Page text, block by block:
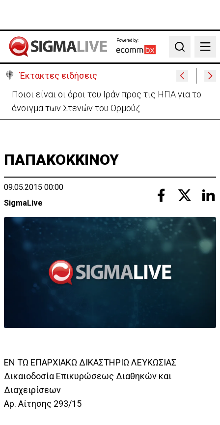
Powered by:
Search
Έκτακτες ειδήσεις
Υψηλές οι θερμοκρασίες με αυξημένη υγρασία
-«Στα παράλια είναι δύσκολα»
ΠΑΠΑΚΟΚΚΙΝΟΥ
09.05.2015 00:00
SigmaLive
ΕΝ ΤΩ ΕΠΑΡΧΙΑΚΩ ΔΙΚΑΣΤΗΡΙΩ ΛΕΥΚΩΣΙΑΣ
Δικαιοδοσία Επικυρώσεως Διαθηκών και
Διαχειρίσεων
Αρ. Αίτησης 293/15